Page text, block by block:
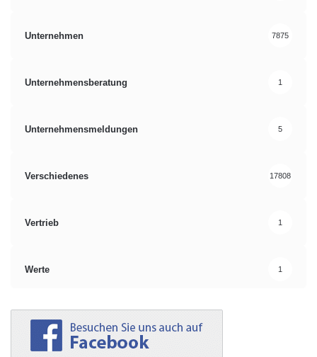
Unternehmen 7875
Unternehmensberatung 1
Unternehmensmeldungen 5
Verschiedenes 17808
Vertrieb 1
Werte 1